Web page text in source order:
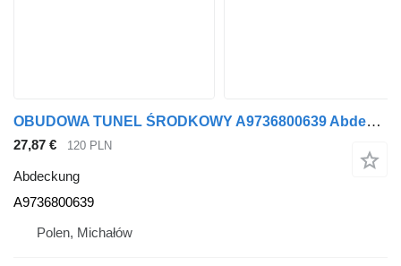
OBUDOWA TUNEL ŚRODKOWY A9736800639 Abdeckung für Mercedes-Benz ATEGO AXOR Sattelzugmaschine
27,87 € 120 PLN
Abdeckung
A9736800639
Polen, Michałów